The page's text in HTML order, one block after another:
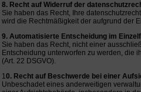
8. Recht auf Widerruf der
Sie haben das Recht, Ihre
wird die Rechtmäßigkeit der aufgrund der
9. Automatisierte Entscheidung im
Sie haben das Recht, nicht einer
Entscheidung unterworfen zu werden, die
(Art. 22 DSGVO).
10. Recht auf Beschwerde bei einer
Unbeschadet eines anderweitigen